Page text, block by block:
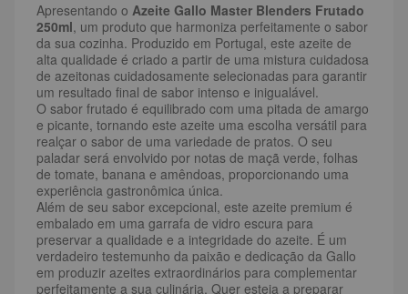
Apresentando o Azeite Gallo Master Blenders Frutado
250ml, um produto que harmoniza perfeitamente o sabor
da sua cozinha. Produzido em Portugal, este azeite de
alta qualidade é criado a partir de uma mistura cuidadosa
de azeitonas cuidadosamente selecionadas para garantir
um resultado final de sabor intenso e inigualável.
O sabor frutado é equilibrado com uma pitada de amargo
e picante, tornando este azeite uma escolha versátil para
realçar o sabor de uma variedade de pratos. O seu
paladar será envolvido por notas de maçã verde, folhas
de tomate, banana e amêndoas, proporcionando uma
experiência gastronômica única.
Além de seu sabor excepcional, este azeite premium é
embalado em uma garrafa de vidro escura para
preservar a qualidade e a integridade do azeite. É um
verdadeiro testemunho da paixão e dedicação da Gallo
em produzir azeites extraordinários para complementar
perfeitamente a sua culinária. Quer esteja a preparar